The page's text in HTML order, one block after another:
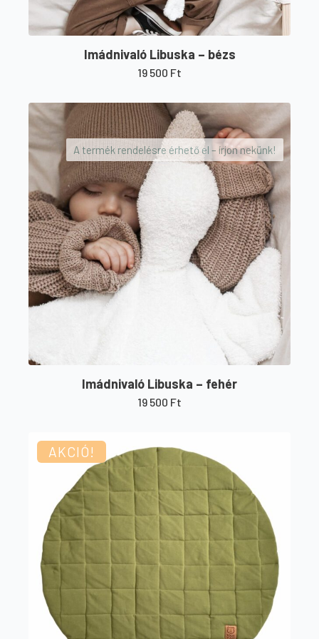
Imádnivaló Libuska – bézs
19 500 Ft
A termék rendelésre érhető el – írjon nekünk!
Imádnivaló Libuska – fehér
19 500 Ft
AKCIÓ!